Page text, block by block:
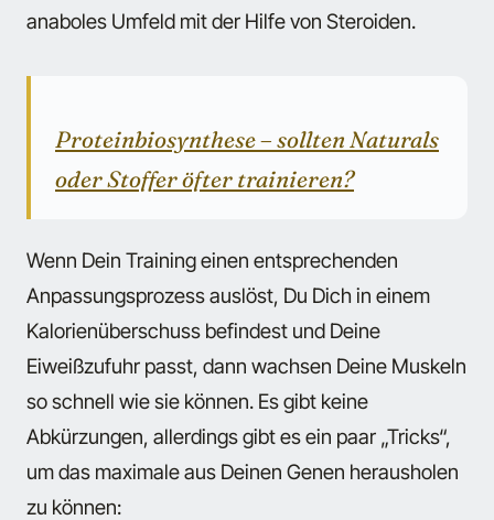
anaboles Umfeld mit der Hilfe von Steroiden.
Proteinbiosynthese – sollten Naturals
oder Stoffer öfter trainieren?
Wenn Dein Training einen entsprechenden
Anpassungsprozess auslöst, Du Dich in einem
Kalorienüberschuss befindest und Deine
Eiweißzufuhr passt, dann wachsen Deine Muskeln
so schnell wie sie können. Es gibt keine
Abkürzungen, allerdings gibt es ein paar „Tricks“,
um das maximale aus Deinen Genen herausholen
zu können: